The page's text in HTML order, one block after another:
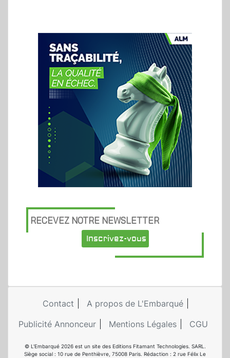
RECEVEZ NOTRE NEWSLETTER
Inscrivez-vous
Contact
A propos de L'Embarqué
Publicité Annonceur
Mentions Légales CGU
© L'Embarqué 2026 est un site des Editions Fitamant Technologies. SARL.
Siège social : 10 rue de Penthièvre, 75008 Paris. Rédaction : 2 rue Félix Le